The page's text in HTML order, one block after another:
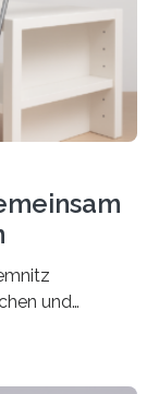
und
eng mit